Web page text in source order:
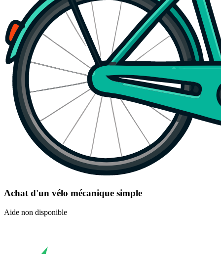
Achat d'un vélo mécanique simple
Aide non disponible